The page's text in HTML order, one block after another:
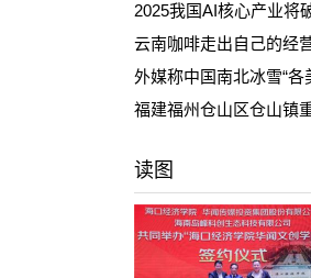
2025我国AI核心产业将
云南咖啡走出自己的经
外媒称中国南北冰雪“
福建福州仓山区仓山镇
读图